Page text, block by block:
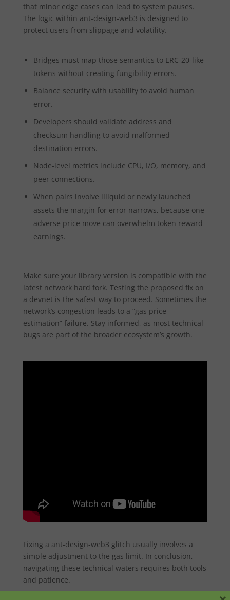
that minor edge cases can lead to system pauses.
The logic within ant-design-web3 is designed to
protect users from slippage and volatility.
Bridges must map those semantics to ERC-20-like
tokens without creating fungibility errors.
Balance security with usability to avoid human
error.
Developers should validate address and
checksum handling to avoid malformed
destination errors.
Node-level metrics include CPU, I/O, memory, and
peer connections.
When pairs involve illiquid or newly launched
assets the margin for error narrows, because one
adverse price move can overwhelm token reward
earnings.
Make sure your library version is compatible with the
latest network hard fork. Testing the proposed fix on
a devnet is the safest way to proceed. Sometimes the
network’s congestion leads to a “gas price
estimation” failure. Stay informed, as most technical
bugs are part of the broader ecosystem’s growth.
Fixing a ant-design-web3 glitch usually involves a
simple adjustment to the gas limit. In conclusion,
navigating these technical waters requires both tools
and patience.